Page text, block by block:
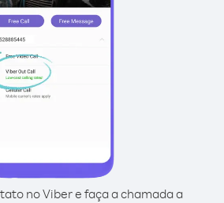
no Viber e faça a chamada a